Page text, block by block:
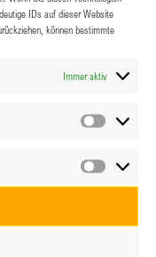
IDs auf dieser Website
können bestimmte
Immer aktiv